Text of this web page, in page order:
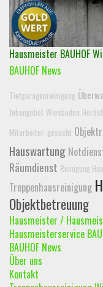
Hausmeister BAUHOF
BAUHOF News
Tietgaragenreinigung
Jobangebot Wiesbaden
Mitarbeiter-gesucht
Hauswartung
Räumdienst Reinigung
Treppenhausreinigung
Objektbetreuung
Hausmeister /
Hausmeisterservice
BAUHOF News
Über uns
Kontakt